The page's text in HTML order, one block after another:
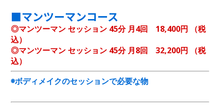
■マンツーマンコース
◎マンツーマン セッション 45分 月4回 18,400円 （税
込）
◎マンツーマン セッション 45分 月8回 32,200円 （税
込）
◉ボディメイクのセッションで必要な物